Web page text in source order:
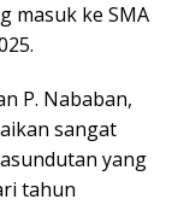
masuk ke SMA
P. Nababan,
sangat
yang
tahun